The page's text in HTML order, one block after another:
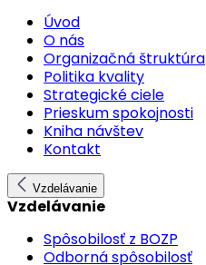
Úvod
O nás
Organizačná štruktúra
Politika kvality
Strategické ciele
Prieskum spokojnosti
Kniha návštev
Kontakt
Vzdelávanie
Vzdelávanie
Spôsobilosť z BOZP
Odborná spôsobilosť